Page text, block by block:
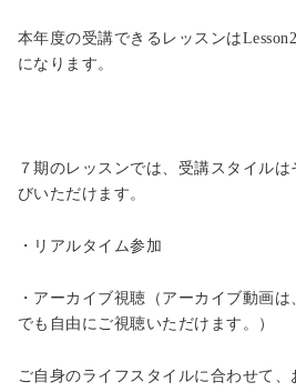
本年度の受講できるレッスンは
になります。
７期のレッスンでは、 受講スタイルは
びいただけます。
・リアルタイム参加
・アーカイブ視聴（ アーカイブ動画は
でも 自由にご視聴いただけます。）
ご自身のライフスタイルに合わせて、